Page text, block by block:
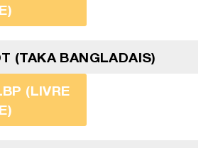
(TAKA BANGLADAIS)
(LIVRE